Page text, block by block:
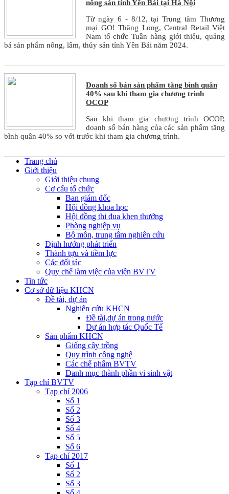
nông sản tỉnh Yên Bái tại Hà Nội
Từ ngày 6 - 8/12, tại Trung tâm Thương
mại GO! Thăng Long, Central Retail Việt
Nam tổ chức Tuần hàng giới thiệu, quảng
bá sản phẩm nông, lâm, thủy sản tỉnh Yên Bái năm 2024.
Doanh số bán sản phẩm tăng bình quân
40% sau khi tham gia chương trình
OCOP
Sau khi tham gia chương trình OCOP,
doanh số bán hàng của các sản phẩm tăng
bình quân 40% so với trước khi tham gia chương trình.
Trang chủ
Giới thiệu
Giới thiệu chung
Cơ cấu tổ chức
Ban giám đốc
Hội đồng khoa học
Hội đồng thi đua khen thưởng
Phòng nghiệp vụ
Bộ môn, trung tâm nghiên cứu
Định hướng phát triển
Thành tựu và tiềm lực
Các đối tác
Quy chế làm việc của viện BVTV
Tin tức
Cơ sở dữ liệu KHCN
Đề tài, dự án
Nghiên cứu KHCN
Đề tài,dự án trong nước
Dự án hợp tác Quốc Tế
Sản phẩm KHCN
Giống cây trồng
Quy trình công nghệ
Các chế phẩm BVTV
Danh mục thành phần vi sinh vật
Tạp chí BVTV
Tạp chí 2006
Số 1
Số 2
Số 3
Số 4
Số 5
Số 6
Tạp chí 2017
Số 1
Số 2
Số 3